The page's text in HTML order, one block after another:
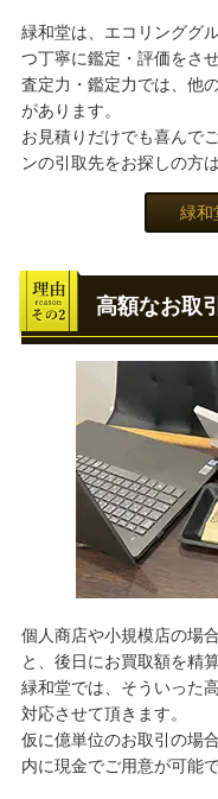
緑和堂は、エコリンググ
つ丁寧に鑑定・評価をさ
査定力・鑑定力では、他
があります。
お見積りだけでも喜んで
ンの引取先をお探しの方
緑和
高額なお取
個人商店や小規模店の場
と、後日にお買取額を精
緑和堂では、そういった
対応させて頂きます。
仮に億単位のお取引の場
内に現金でご用意が可能で